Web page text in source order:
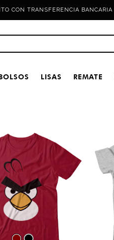
CON TRANSFERENCIA BANCARIA
LISAS REMATE